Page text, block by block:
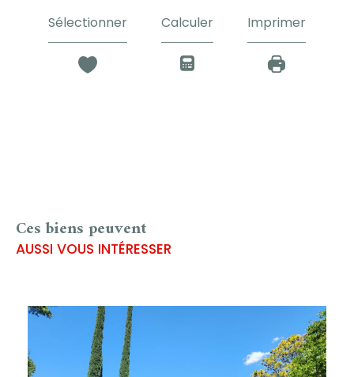
Sélectionner Calculer Imprimer
Ces biens peuvent
AUSSI VOUS INTÉRESSER